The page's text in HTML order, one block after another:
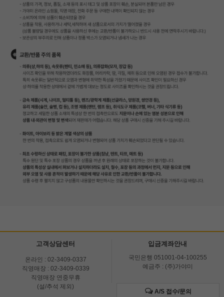
고객상담센터
온라인 : 02-3409-0337
직영매장 : 02-3409-0339
직영매장 연중무휴
(설/추석 제외)
입금계좌안내
국민은행 051001-04-100255
예금주 : (주)가야미
A/S 접수/문의